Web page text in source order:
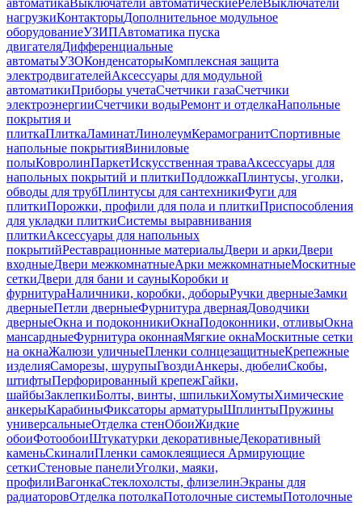
автоматикаВыключатели автоматическиеРелеВыключатели
нагрузкиКонтакторыДополнительное модульное
оборудованиеУЗИПАвтоматика пуска
двигателяДифференциальные
автоматыУЗОКонденсаторыКомплексная защита
электродвигателейАксессуары для модульной
автоматикиПриборы учетаСчетчики газаСчетчики
электроэнергииСчетчики водыРемонт и отделкаНапольные
покрытия и
плиткаПлиткаЛаминатЛинолеумКерамогранитСпортивные
напольные покрытияВиниловые
полыКовролинПаркетИскусственная траваАксессуары для
напольных покрытий и плиткиПодложкаПлинтусы, уголки,
обводы для трубПлинтусы для сантехникиФуги для
плиткиПорожки, профили для пола и плиткиПриспособления
для укладки плиткиСистемы выравнивания
плиткиАксессуары для напольных
покрытийРеставрационные материалыДвери и аркиДвери
входныеДвери межкомнатныеАрки межкомнатныеМоскитные
сеткиДвери для бани и сауныКоробки и
фурнитураНаличники, коробки, доборыРучки дверныеЗамки
дверныеПетли дверныеФурнитура двернаяДоводчики
дверныеОкна и подоконникиОкнаПодоконники, отливыОкна
мансардныеФурнитура оконнаяМягкие окнаМоскитные сетки
на окнаЖалюзи уличныеПленки солнцезащитныеКрепежные
изделияСаморезы, шурупыГвоздиАнкеры, дюбелиСкобы,
штифтыПерфорированный крепежГайки,
шайбыЗаклепкиБолты, винты, шпилькиХомутыХимические
анкерыКарабиныФиксаторы арматурыШплинтыПружины
универсальныеОтделка стенОбоиЖидкие
обоиФотообоиШтукатурки декоративныеДекоративный
каменьСкиналиПленки самоклеящиеся Армирующие
сеткиСтеновые панелиУголки, маяки,
профилиВагонкаСтеклохолсты, флизелинЭкраны для
радиаторовОтделка потолкаПотолочные системыПотолочные